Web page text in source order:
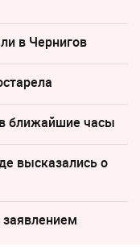
в Чернигов
ближайшие часы
высказались о